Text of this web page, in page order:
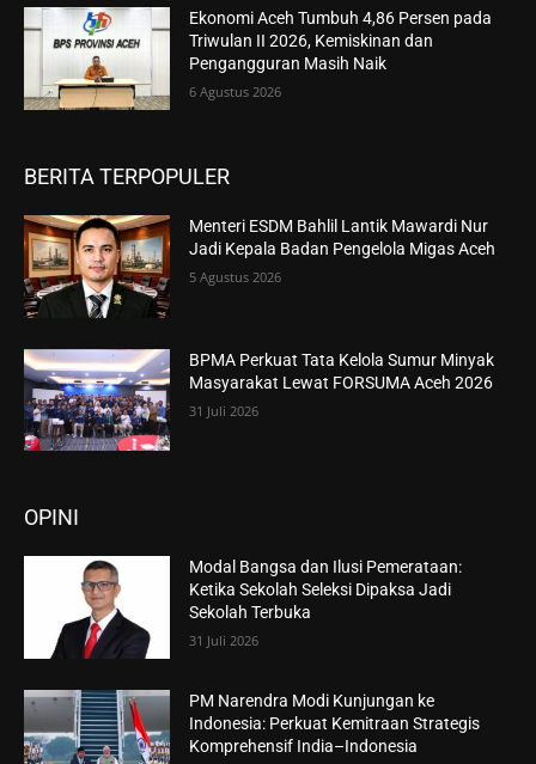
Ekonomi Aceh Tumbuh 4,86 Persen pada
Triwulan II 2026, Kemiskinan dan
Pengangguran Masih Naik
6 Agustus 2026
BERITA TERPOPULER
Menteri ESDM Bahlil Lantik Mawardi Nur
Jadi Kepala Badan Pengelola Migas Aceh
5 Agustus 2026
BPMA Perkuat Tata Kelola Sumur Minyak
Masyarakat Lewat FORSUMA Aceh 2026
31 Juli 2026
OPINI
Modal Bangsa dan Ilusi Pemerataan:
Ketika Sekolah Seleksi Dipaksa Jadi
Sekolah Terbuka
31 Juli 2026
PM Narendra Modi Kunjungan ke
Indonesia: Perkuat Kemitraan Strategis
Komprehensif India–Indonesia